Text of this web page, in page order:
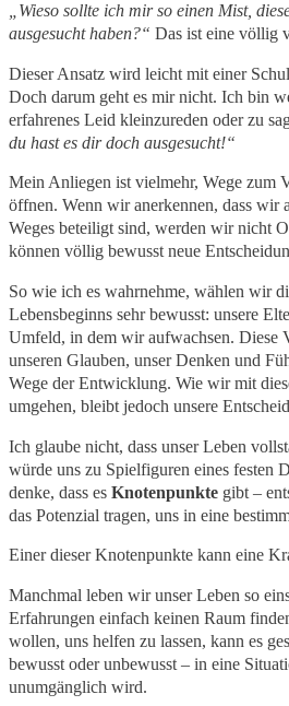
„Wieso sollte ich mir so einen Mist,
ausgesucht haben?“ Das ist eine völlig
Dieser Ansatz wird leicht mit einer
Doch darum geht es mir nicht. Ich bin
erfahrenes Leid kleinzureden oder zu
du hast es dir doch ausgesucht!“
Mein Anliegen ist vielmehr, Wege zum
öffnen. Wenn wir anerkennen, dass wir
Weges beteiligt sind, werden wir nicht
können völlig bewusst neue
So wie ich es wahrnehme, wählen wir
Lebensbeginns sehr bewusst: unsere
Umfeld, in dem wir aufwachsen. Diese
unseren Glauben, unser Denken und
Wege der Entwicklung. Wie wir mit
umgehen, bleibt jedoch unsere
Ich glaube nicht, dass unser Leben
würde uns zu Spielfiguren eines festen
denke, dass es Knotenpunkte gibt –
das Potenzial tragen, uns in eine
Einer dieser Knotenpunkte kann eine
Manchmal leben wir unser Leben so
Erfahrungen einfach keinen Raum
wollen, uns helfen zu lassen, kann es
bewusst oder unbewusst – in eine
unumgänglich wird.